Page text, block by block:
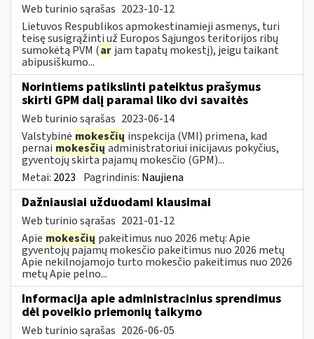
Web turinio sąrašas 2023-10-12
Lietuvos Respublikos apmokestinamieji asmenys, turi
teisę susigrąžinti už Europos Sąjungos teritorijos ribų
sumokėtą PVM (ar jam tapatų mokestį), jeigu taikant
abipusiškumo...
Norintiems patikslinti pateiktus prašymus
skirti GPM dalį paramai liko dvi savaitės
Web turinio sąrašas 2023-06-14
Valstybinė mokesčių inspekcija (VMI) primena, kad
pernai mokesčiųadministratoriui inicijavus pokyčius,
gyventojų skirta pajamų mokesčio (GPM)...
Metai: 2023 Pagrindinis: Naujiena
Dažniausiai užduodami klausimai
Web turinio sąrašas 2021-01-12
Apie mokesčių pakeitimus nuo 2026 metų: Apie
gyventojų pajamų mokesčio pakeitimus nuo 2026 metų
Apie nekilnojamojo turto mokesčio pakeitimus nuo 2026
metų Apie pelno...
Informacija apie administracinius sprendimus
dėl poveikio priemonių taikymo
Web turinio sąrašas 2026-06-05